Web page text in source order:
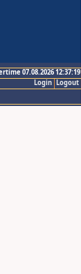
07.08.2026 12:37:19
Logout
Login